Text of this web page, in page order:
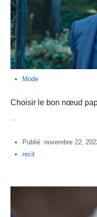
Mode
Choisir le bon nœud
…
Publié :novembre 22,
Author
recit